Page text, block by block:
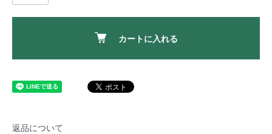
カートに入れる
返品について